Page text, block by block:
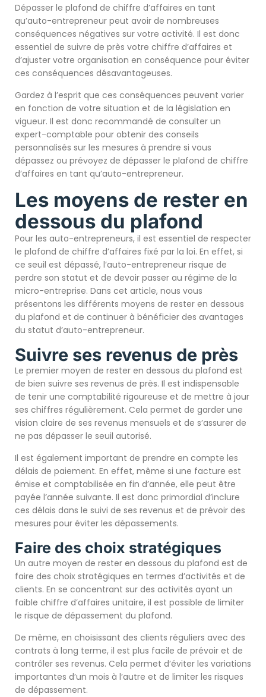
Dépasser le plafond de chiffre d’affaires en tant
qu’auto-entrepreneur peut avoir de nombreuses
conséquences négatives sur votre activité. Il est donc
essentiel de suivre de près votre chiffre d’affaires et
d’ajuster votre organisation en conséquence pour éviter
ces conséquences désavantageuses.
Gardez à l’esprit que ces conséquences peuvent varier
en fonction de votre situation et de la législation en
vigueur. Il est donc recommandé de consulter un
expert-comptable pour obtenir des conseils
personnalisés sur les mesures à prendre si vous
dépassez ou prévoyez de dépasser le plafond de chiffre
d’affaires en tant qu’auto-entrepreneur.
Les moyens de rester en
dessous du plafond
Pour les auto-entrepreneurs, il est essentiel de respecter
le plafond de chiffre d’affaires fixé par la loi. En effet, si
ce seuil est dépassé, l’auto-entrepreneur risque de
perdre son statut et de devoir passer au régime de la
micro-entreprise. Dans cet article, nous vous
présentons les différents moyens de rester en dessous
du plafond et de continuer à bénéficier des avantages
du statut d’auto-entrepreneur.
Suivre ses revenus de près
Le premier moyen de rester en dessous du plafond est
de bien suivre ses revenus de près. Il est indispensable
de tenir une comptabilité rigoureuse et de mettre à jour
ses chiffres régulièrement. Cela permet de garder une
vision claire de ses revenus mensuels et de s’assurer de
ne pas dépasser le seuil autorisé.
Il est également important de prendre en compte les
délais de paiement. En effet, même si une facture est
émise et comptabilisée en fin d’année, elle peut être
payée l’année suivante. Il est donc primordial d’inclure
ces délais dans le suivi de ses revenus et de prévoir des
mesures pour éviter les dépassements.
Faire des choix stratégiques
Un autre moyen de rester en dessous du plafond est de
faire des choix stratégiques en termes d’activités et de
clients. En se concentrant sur des activités ayant un
faible chiffre d’affaires unitaire, il est possible de limiter
le risque de dépassement du plafond.
De même, en choisissant des clients réguliers avec des
contrats à long terme, il est plus facile de prévoir et de
contrôler ses revenus. Cela permet d’éviter les variations
importantes d’un mois à l’autre et de limiter les risques
de dépassement.